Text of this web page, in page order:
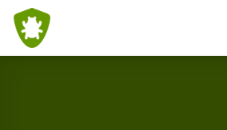
Skip
content